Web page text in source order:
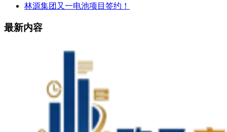
林源集团又一电池项目签约！
最新内容